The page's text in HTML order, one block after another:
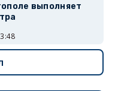
выполняет